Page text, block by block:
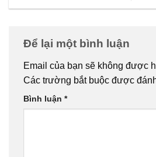
Để lại một bình luận
Email của bạn sẽ không được
Các trường bắt buộc được
Bình luận *